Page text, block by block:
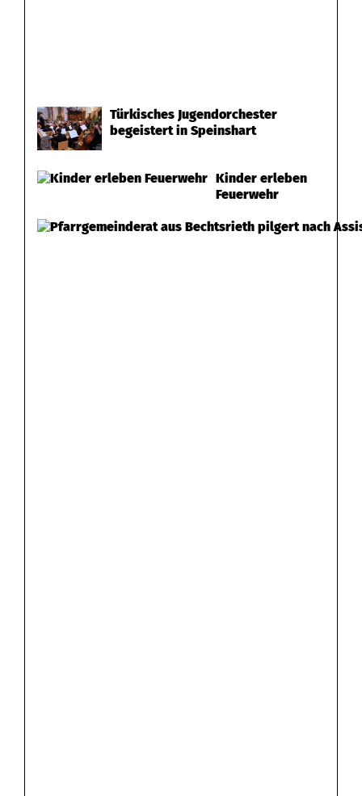
Türkisches Jugendorchester
begeistert in Speinshart
Kinder erleben
Feuerwehr